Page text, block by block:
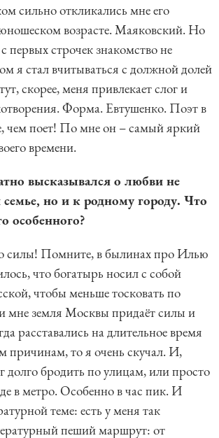
сильно откликались мне его
возрасте. Маяковский. Но
первых строчек знакомство не
я стал вчитываться с должной долей
скорее, меня привлекает слог и
Форма. Евтушенко. Поэт в
чем поет! По мне он – самый яркий
времени.
высказывался о любви не
семье, но и к родному городу. Что
особенного?
силы! Помните, в былинах про Илью
что богатырь носил с собой
чтобы меньше тосковать по
мне земля Москвы придаёт силы и
расставались на длительное время
причинам, то я очень скучал. И,
долго бродить по улицам, или просто
в метро. Особенно в час пик. И
теме: есть у меня так
пеший маршрут: от